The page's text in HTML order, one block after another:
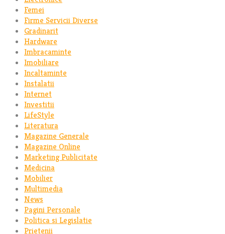
Femei
Firme Servicii Diverse
Gradinarit
Hardware
Imbracaminte
Imobiliare
Incaltaminte
Instalatii
Internet
Investitii
LifeStyle
Literatura
Magazine Generale
Magazine Online
Marketing Publicitate
Medicina
Mobilier
Multimedia
News
Pagini Personale
Politica si Legislatie
Prietenii